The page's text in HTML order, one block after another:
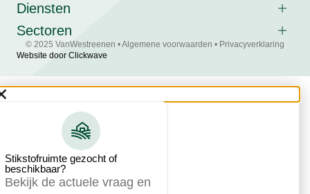
Diensten
Sectoren
Website door Clickwave
© 2025 VanWestreenen •Algemene voorwaarden • Privacyverklaring
Stikstofruimte gezocht of
beschikbaar?
Bekijk de actuele vraag en